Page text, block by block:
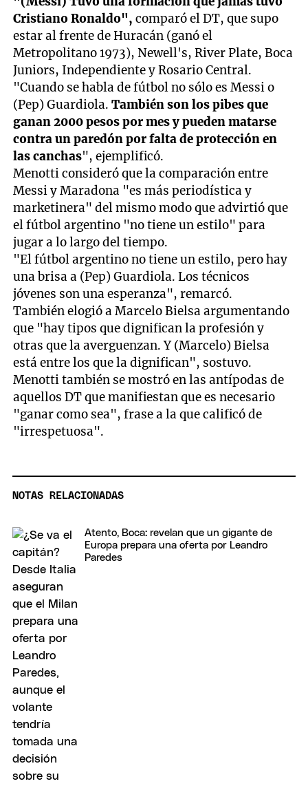
Cristiano Ronaldo", comparó el DT, que supo
estar al frente de Huracán (ganó el
Metropolitano 1973), Newell's, River Plate, Boca
Juniors, Independiente y Rosario Central.
"Cuando se habla de fútbol no sólo es Messi o
(Pep) Guardiola.También son los pibes que
ganan 2000 pesos por mes y pueden matarse
contra un paredón por falta de protección en
las canchas", ejemplificó.
Menotti consideró que la comparación entre
Messi y Maradona "es más periodística y
marketinera" del mismo modo que advirtió que
el fútbol argentino "no tiene un estilo" para
jugar a lo largo del tiempo.
"El fútbol argentino no tiene un estilo, pero hay
una brisa a (Pep) Guardiola. Los técnicos
jóvenes son una esperanza", remarcó.
También elogió a Marcelo Bielsa argumentando
que "hay tipos que dignifican la profesión y
otras que la averguenzan. Y (Marcelo) Bielsa
está entre los que la dignifican", sostuvo.
Menotti también se mostró en las antípodas de
aquellos DT que manifiestan que es necesario
"ganar como sea", frase a la que calificó de
"irrespetuosa".
NOTAS RELACIONADAS
Atento, Boca: revelan que un gigante de
Europa prepara una oferta por Leandro
Paredes